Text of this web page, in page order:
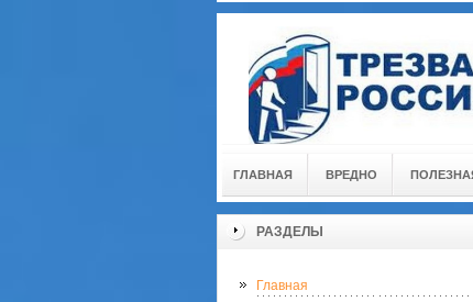
ГЛАВНАЯ ВРЕДНО
РАЗДЕЛЫ
Главная